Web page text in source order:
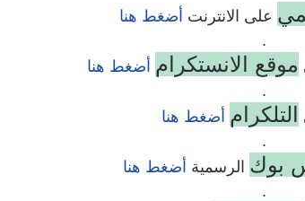
على الانترنت أضغط هنا
.
موقع الانستكرام أضغط هنا
.
التلكرام أضغط هنا
.
بوك الرسمية أضغط هنا
.